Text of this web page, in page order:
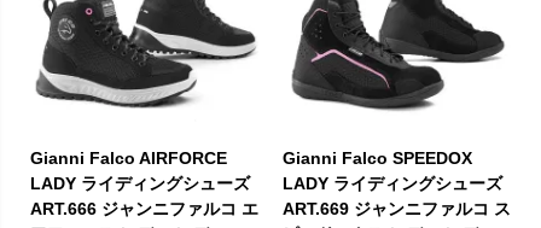
Gianni Falco AIRFORCE
LADY ライディングシューズ
ART.666 ジャンニファルコ エ
Gianni Falco SPEEDOX
LADY ライディングシューズ
ART.669 ジャンニファルコ ス